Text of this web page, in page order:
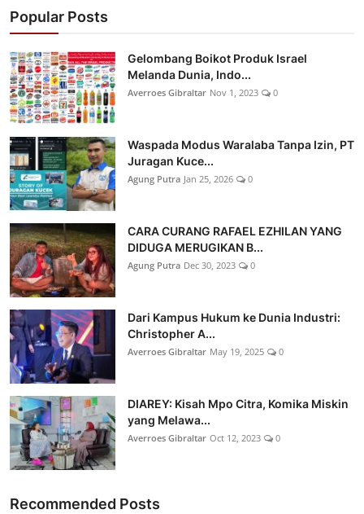
Popular Posts
Gelombang Boikot Produk Israel
Melanda Dunia, Indo...
Averroes Gibraltar Nov 1, 2023 0
Waspada Modus Waralaba Tanpa Izin, PT
Juragan Kuce...
Agung Putra Jan 25, 2026 0
CARA CURANG RAFAEL EZHILAN YANG
DIDUGA MERUGIKAN B...
Agung Putra Dec 30, 2023 0
Dari Kampus Hukum ke Dunia Industri:
Christopher A...
Averroes Gibraltar May 19, 2025 0
DIAREY: Kisah Mpo Citra, Komika Miskin
yang Melawa...
Averroes Gibraltar Oct 12, 2023 0
Recommended Posts